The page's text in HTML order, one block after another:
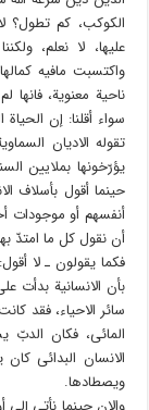
الکوکب، کم تطول؟
علیها، لا نعلم،
واکتسبت مافیه
ناحیة معنویة، فانها
سواء أقلنا: إن
تقوله الادیان
یؤرّخونها بملایین
حینما أقول بأسلاف
أنفسهم أو موجودات
أن نقول کل ما امتدّ
فکما یقولون ـ لا
بأن الانسانیة
سائر الاحیاء، فقد
المائی، فکان الدبّ
الانسان البدائی
ویصطادها.